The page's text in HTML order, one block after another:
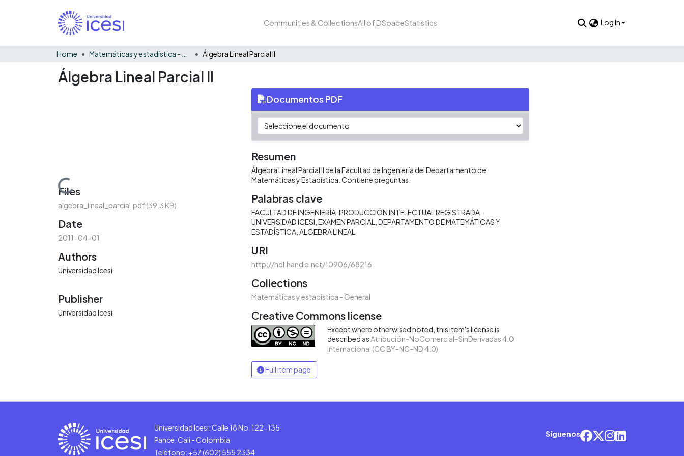
Communities & CollectionsAll of DSpaceStatistics Log In
Home Álgebra Lineal Parcial II
Álgebra Lineal Parcial II
Loading...
Files
algebra_lineal_parcial.pdf(39.3 KB)
Date
2011-04-01
Authors
Universidad Icesi
Publisher
Universidad Icesi
Documentos PDF
Resumen
Álgebra Lineal Parcial II de la Facultad de Ingeniería del Departamento de
Matemáticas y Estadística. Contiene preguntas.
Palabras clave
FACULTAD DE INGENIERÍA PRODUCCIÓN INTELECTUAL REGISTRADA -
UNIVERSIDAD ICESI EXAMEN PARCIAL
DEPARTAMENTO DE MATEMÁTICAS Y
ESTADÍSTICA ALGEBRA LINEAL
URI
http://hdl.handle.net/10906/68216
Collections
Matemáticas y estadística - General
Creative Commons license
Except where otherwised noted, this item's license is
described as Atribución-NoComercial-SinDerivadas 4.0
Internacional (CC BY-NC-ND 4.0)
Full item page
Universidad Icesi: Calle 18 No. 122-135
Pance, Cali - Colombia
Teléfono: +57 (602) 555 2334
Síguenos